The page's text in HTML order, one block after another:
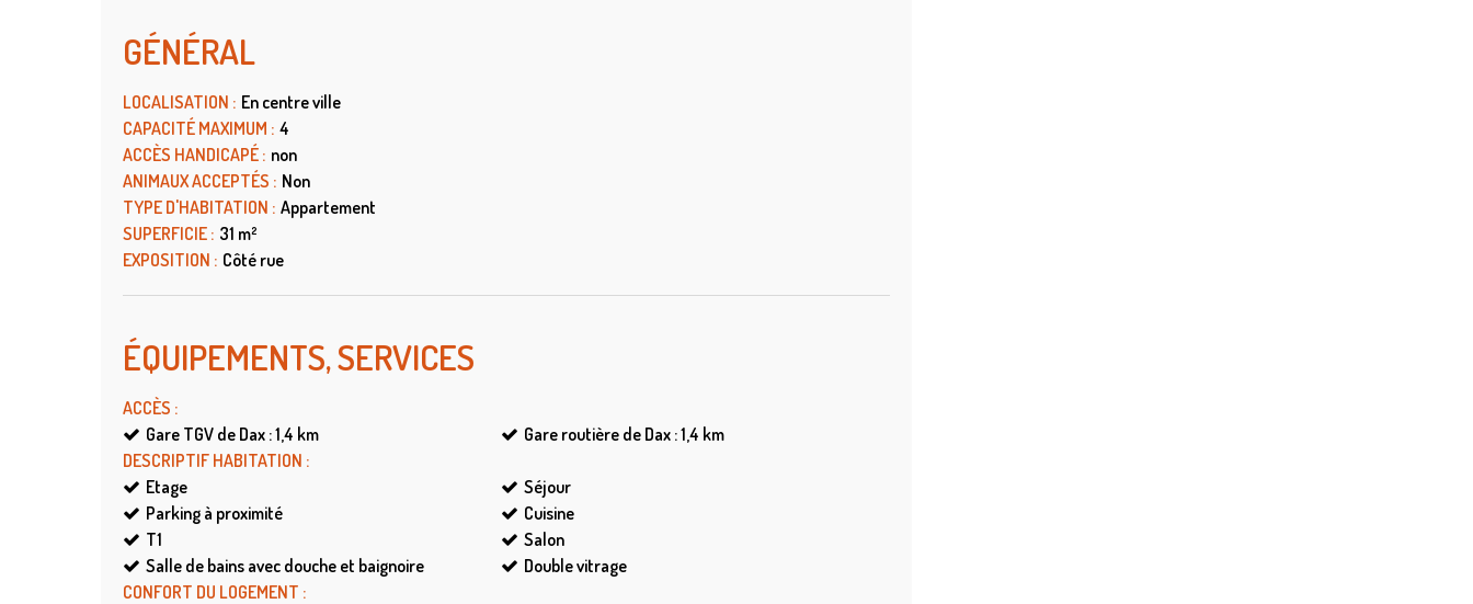
GÉNÉRAL
LOCALISATION : En centre ville
CAPACITÉ MAXIMUM : 4
ACCÈS HANDICAPÉ : non
ANIMAUX ACCEPTÉS : Non
TYPE D'HABITATION : Appartement
SUPERFICIE : 31 m²
EXPOSITION : Côté rue
ÉQUIPEMENTS, SERVICES
ACCÈS :
Gare TGV de Dax : 1,4 km Gare routière de Dax : 1,4 km
DESCRIPTIF HABITATION :
Etage
Séjour
Parking à proximité
Cuisine
T1
Salon
Salle de bains avec douche et baignoire
Double vitrage
CONFORT DU LOGEMENT :